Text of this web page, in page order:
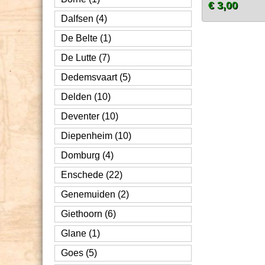
Dalfsen (4)
De Belte (1)
De Lutte (7)
Dedemsvaart (5)
Delden (10)
Deventer (10)
Diepenheim (10)
Domburg (4)
Enschede (22)
Genemuiden (2)
Giethoorn (6)
Glane (1)
Goes (5)
€ 3,00